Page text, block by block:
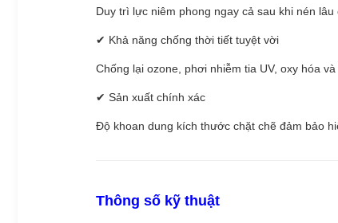
Duy trì lực niêm phong ngay cả sau khi nén lâu
✔ Khả năng chống thời tiết tuyệt vời
Chống lại ozone, phơi nhiễm tia UV, oxy hóa
✔ Sản xuất chính xác
Độ khoan dung kích thước chặt chẽ đảm bảo
Thông số kỹ thuật